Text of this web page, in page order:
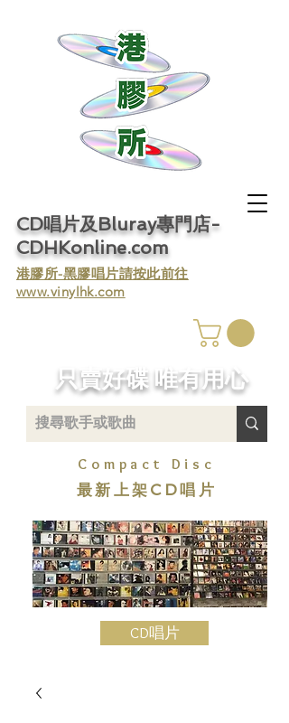
CD唱片及Bluray專門店-
CDHKonline.com
​港膠所-黑膠唱片請按此前往
www.vinylhk.com
​只賣好碟 唯有用心
Compact Disc
最新上架CD唱片
CD唱片